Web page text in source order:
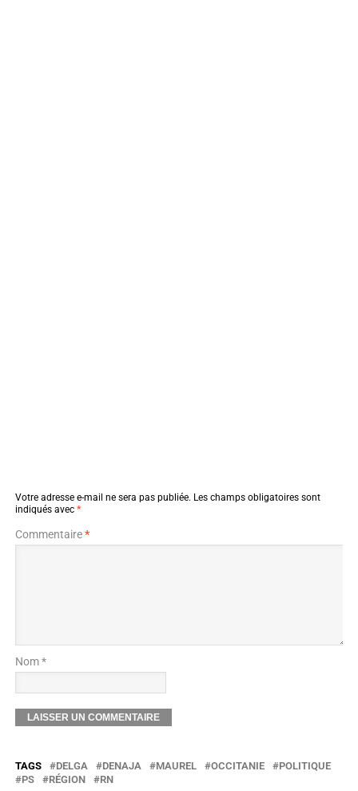
Votre adresse e-mail ne sera pas publiée. Les champs obligatoires sont
indiqués avec *
Commentaire*
Nom *
TAGS DELGA DENAJA MAUREL OCCITANIE
POLITIQUE
PS
RÉGION RN